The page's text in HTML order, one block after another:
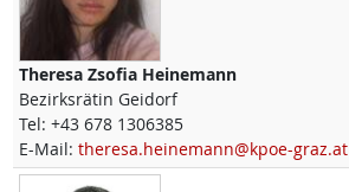
Theresa Zsofia Heinemann
Bezirksrätin Geidorf
Tel: +43 678 1306385
E-Mail: theresa.heinemann@kpoe-graz.at